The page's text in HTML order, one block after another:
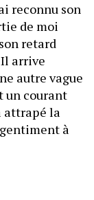
reconnu son
de moi
retard
arrive
autre vague
un courant
attrapé la
à